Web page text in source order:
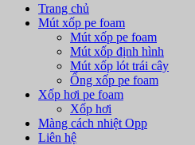
Trang chủ
Mút xốp pe foam
Mút xốp pe foam
Mút xốp định hình
Mút xốp lót trái cây
Ống xốp pe foam
Xốp hơi pe foam
Xốp hơi
Màng cách nhiệt Opp
Liên hệ